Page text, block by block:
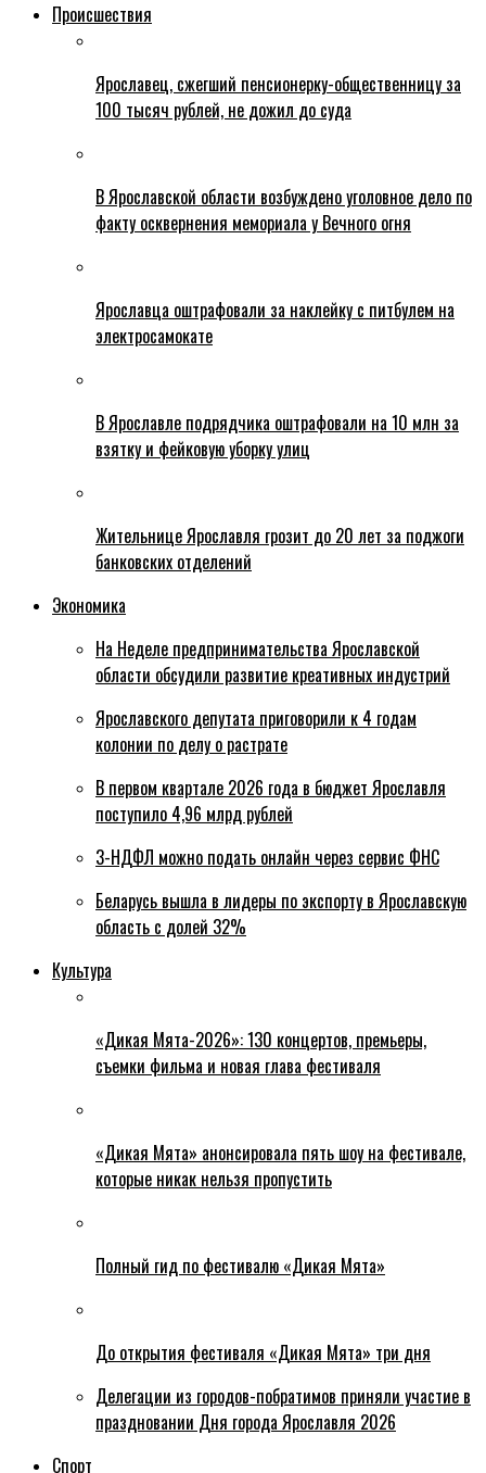
Происшествия
Ярославец, сжегший пенсионерку-общественницу за
100 тысяч рублей, не дожил до суда
В Ярославской области возбуждено уголовное дело по
факту осквернения мемориала у Вечного огня
Ярославца оштрафовали за наклейку с питбулем на
электросамокате
В Ярославле подрядчика оштрафовали на 10 млн за
взятку и фейковую уборку улиц
Жительнице Ярославля грозит до 20 лет за поджоги
банковских отделений
Экономика
На Неделе предпринимательства Ярославской
области обсудили развитие креативных индустрий
Ярославского депутата приговорили к 4 годам
колонии по делу о растрате
В первом квартале 2026 года в бюджет Ярославля
поступило 4,96 млрд рублей
3-НДФЛ можно подать онлайн через сервис ФНС
Беларусь вышла в лидеры по экспорту в Ярославскую
область с долей 32%
Культура
«Дикая Мята-2026»: 130 концертов, премьеры,
съемки фильма и новая глава фестиваля
«Дикая Мята» анонсировала пять шоу на фестивале,
которые никак нельзя пропустить
Полный гид по фестивалю «Дикая Мята»
До открытия фестиваля «Дикая Мята» три дня
Делегации из городов-побратимов приняли участие в
праздновании Дня города Ярославля 2026
Спорт